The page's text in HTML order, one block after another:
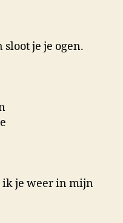
sloot je je ogen.
ik je weer in mijn